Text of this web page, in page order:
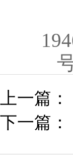
1946
上一篇：
下一篇：